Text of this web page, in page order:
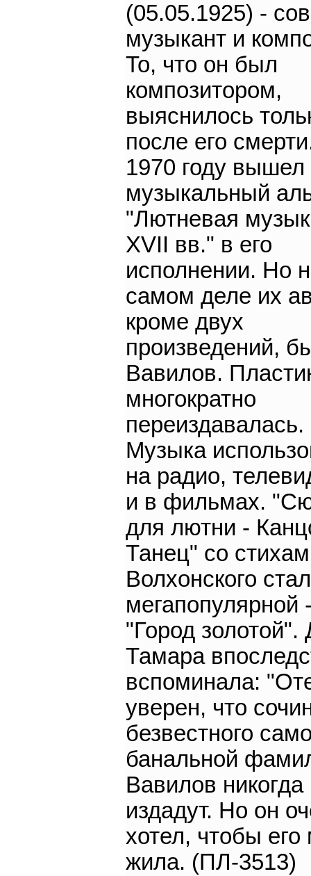
(05.05.1925) -
музыкант и
То, что он был
композитором,
выяснилось
после его
1970 году вышел
музыкальный
"Лютневая
XVII вв." в его
исполнении. Но
самом деле их
кроме двух
произведений,
Вавилов.
многократно
переиздавалась.
Музыка
на радио,
и в фильмах.
для лютни -
Танец" со
Волхонского
мегапопулярной
"Город золотой".
Тамара
вспоминала:
уверен, что
безвестного
банальной
Вавилов никогда
издадут. Но он
хотел, чтобы его
жила. (ПЛ-3513)